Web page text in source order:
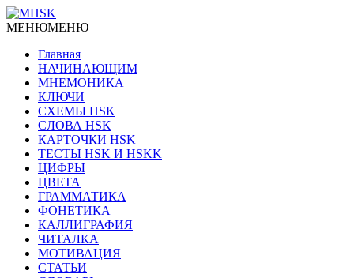
МЕНЮМЕНЮ
Главная
НАЧИНАЮЩИМ
МНЕМОНИКА
КЛЮЧИ
СХЕМЫ HSK
СЛОВА HSK
КАРТОЧКИ HSK
ТЕСТЫ HSK И HSKK
ЦИФРЫ
ЦВЕТА
ГРАММАТИКА
ФОНЕТИКА
КАЛЛИГРАФИЯ
ЧИТАЛКА
МОТИВАЦИЯ
СТАТЬИ